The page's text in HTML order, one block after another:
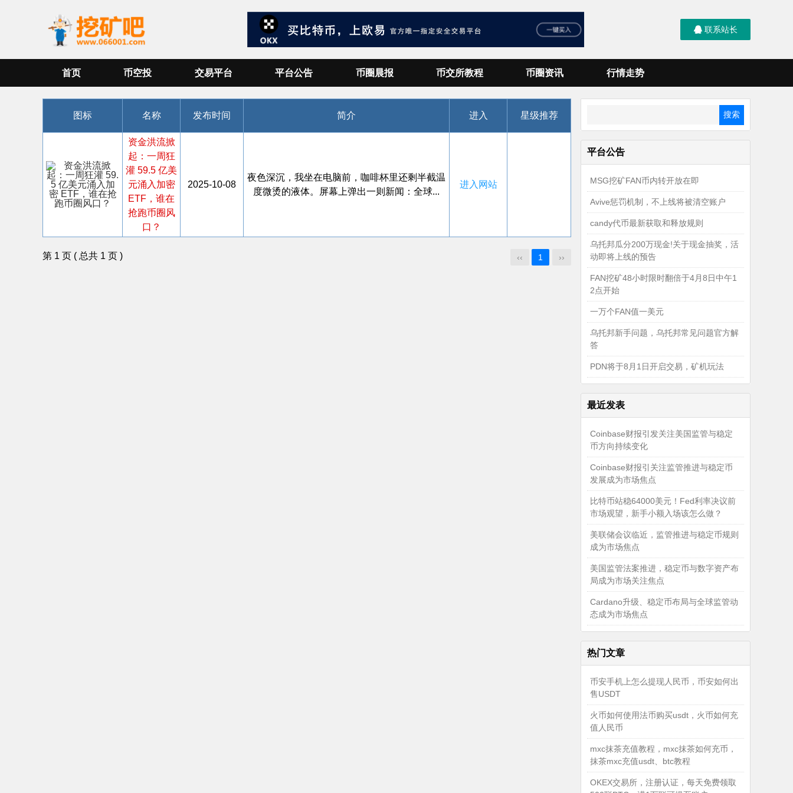
联系站长
首页 币空投 交易平台 平台公告 币圈晨报 币交所教程 币圈资讯 行情走势
图标 名称 发布时间 简介 进入 星级推荐
资金洪流掀
起：一周狂
灌 59.5 亿美
元涌入加密
ETF，谁在
抢跑币圈风
口？
2025-10-08
夜色深沉，我坐在电脑前，咖啡杯里还剩半截温
度微烫的液体。屏幕上弹出一则新闻：全球...
进入网站
第 1 页 ( 总共 1 页 ) ‹‹ 1 ››
平台公告
MSG挖矿FAN币内转开放在即
Avive惩罚机制，不上线将被清空账户
candy代币最新获取和释放规则
乌托邦瓜分200万现金!关于现金抽奖，活
动即将上线的预告
FAN挖矿48小时限时翻倍于4月8日中午1
2点开始
一万个FAN值一美元
乌托邦新手问题，乌托邦常见问题官方解
答
PDN将于8月1日开启交易，矿机玩法
最近发表
Coinbase财报引发关注美国监管与稳定
币方向持续变化
Coinbase财报引关注监管推进与稳定币
发展成为市场焦点
比特币站稳64000美元！Fed利率决议前
市场观望，新手小额入场该怎么做？
美联储会议临近，监管推进与稳定币规则
成为市场焦点
美国监管法案推进，稳定币与数字资产布
局成为市场关注焦点
Cardano升级、稳定币布局与全球监管动
态成为市场焦点
热门文章
币安手机上怎么提现人民币，币安如何出
售USDT
火币如何使用法币购买usdt，火币如何充
值人民币
mxc抹茶充值教程，mxc抹茶如何充币，
抹茶mxc充值usdt、btc教程
OKEX交易所，注册认证，每天免费领取